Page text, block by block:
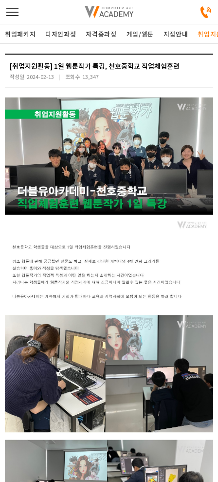
디자인정규과정
게임과정
자격증과정
커뮤니티
취업패키지
고객상담센터
아카데미소개
취업패키지 디자인과정 자격증과정 게임/웹툰 지점안내 취업
[취업지원활동] 1일 웹툰작가 특강, 천호중학교 직업체험훈련
작성일 2024-02-13 조회수 13,347